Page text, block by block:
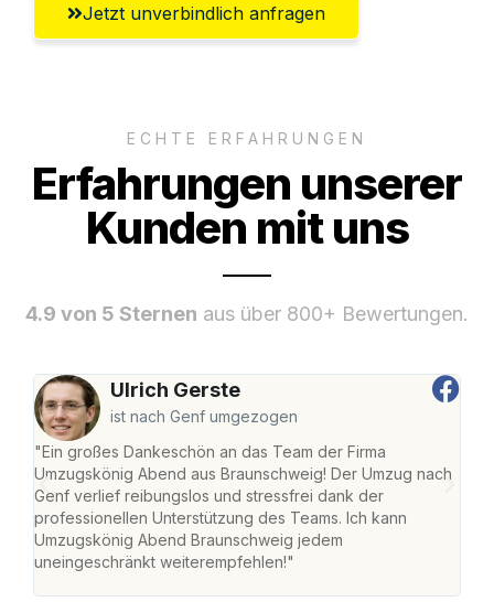
Jetzt unverbindlich anfragen
ECHTE ERFAHRUNGEN
Erfahrungen unserer
Kunden mit uns
4.9 von 5 Sternen aus über 800+ Bewertungen.
Ulrich Gerste
ist nach Genf umgezogen
"Ein großes Dankeschön an das Team der Firma
Umzugskönig Abend aus Braunschweig! Der Umzug nach
Genf verlief reibungslos und stressfrei dank der
professionellen Unterstützung des Teams. Ich kann
Umzugskönig Abend Braunschweig jedem
uneingeschränkt weiterempfehlen!"